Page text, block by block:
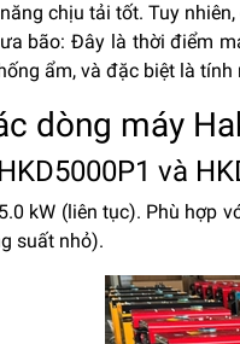
chịu tải tốt. Tuy
bão: Đây là thời điểm
ẩm, và đặc biệt là
dòng máy
và
kW (liên tục). Phù hợp
suất nhỏ).